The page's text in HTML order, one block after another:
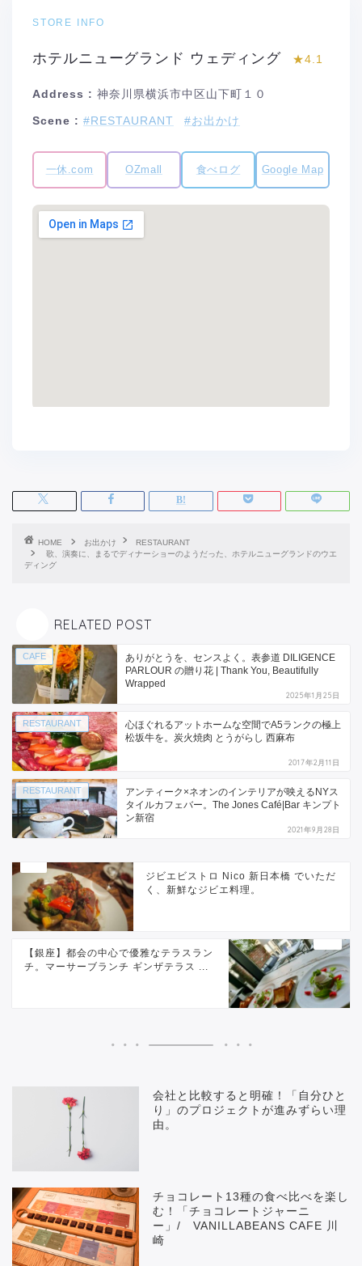
STORE INFO
ホテルニューグランド ウェディング ★4.1
Address : 神奈川県横浜市中区山下町１０
Scene : #RESTAURANT #お出かけ
一休.com OZmall 食べログ Google Map
HOME お出かけ
RESTAURANT
歌、演奏に、まるでディナーショーのようだった、ホテルニューグランドのウエ
ディング
RELATED POST
CAFE
ありがとうを、センスよく。表参道 DILIGENCE
PARLOUR の贈り花 | Thank You, Beautifully
Wrapped
2025年1月25日
RESTAURANT
心ほぐれるアットホームな空間でA5ランクの極上
松坂牛を。炭火焼肉 とうがらし 西麻布
2017年2月11日
RESTAURANT
アンティーク×ネオンのインテリアが映えるNYス
タイルカフェバー。The Jones Café|Bar キンプト
ン新宿
2021年9月28日
ジビエビストロ Nico 新日本橋 でいただ
く、新鮮なジビエ料理。
【銀座】都会の中心で優雅なテラスラン
チ。マーサーブランチ ギンザテラス ...
会社と比較すると明確！「自分ひと
り」のプロジェクトが進みずらい理
由。
チョコレート13種の食べ比べを楽し
む！「チョコレートジャーニ
ー」/ VANILLABEANS CAFE 川
崎